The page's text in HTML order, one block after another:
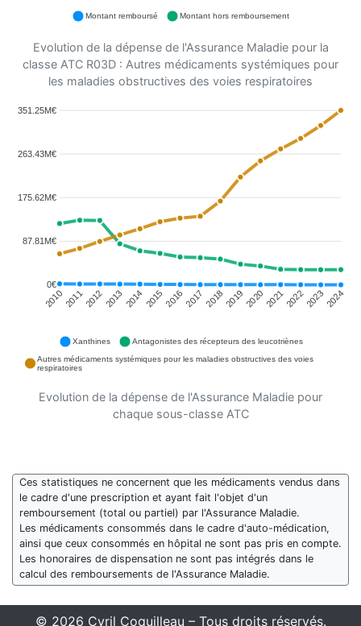
Montant remboursé Montant hors remboursement
Evolution de la dépense de l'Assurance Maladie pour la
classe ATC R03D : Autres médicaments systémiques pour
les maladies obstructives des voies respiratoires
351.25M€
263.43M€
175.62M€
87.81M€
0€
2010201120122013 2014201520162017 2018201920202021202220232024
Xanthines
Antagonistes des récepteurs des leucotriènes
Autres médicaments systémiques pour les maladies obstructives des voies
respiratoires
Evolution de la dépense de l'Assurance Maladie pour
chaque sous-classe ATC
Ces statistiques ne concernent que les médicaments vendus dans
le cadre d'une prescription et ayant fait l'objet d'un
remboursement (total ou partiel) par l'Assurance Maladie.
Les médicaments consommés dans le cadre d'auto-médication,
ainsi que ceux consommés en hôpital ne sont pas pris en compte.
Les honoraires de dispensation ne sont pas intégrés dans le
calcul des remboursements de l'Assurance Maladie.
© 2026 Cyril Coquilleau – Tous droits réservés.